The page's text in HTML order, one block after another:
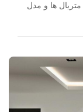
ها و مدل